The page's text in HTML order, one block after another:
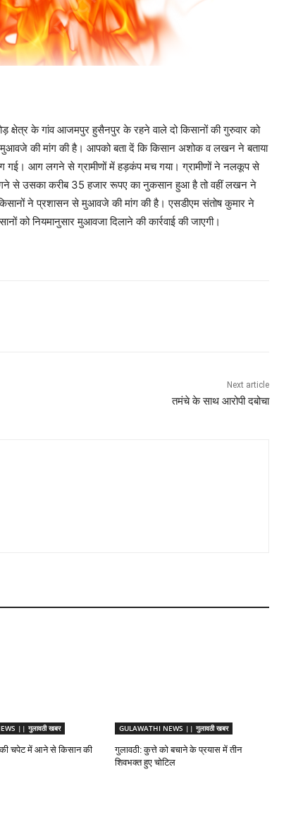
के गांव आजमपुर हुसैनपुर के रहने वाले दो किसानों की गुरुवार को
की मांग की है। आपको बता दें कि किसान अशोक व लखन ने बताया
आग लगने से ग्रामीणों में हड़कंप मच गया। ग्रामीणों ने नलकूप से
से उसका करीब 35 हजार रूपए का नुकसान हुआ है तो वहीं लखन ने
ने प्रशासन से मुआवजे की मांग की है। एसडीएम संतोष कुमार ने
को नियमानुसार मुआवजा दिलाने की कार्रवाई की जाएगी।
Next article
तमंचे के साथ आरोपी दबोचा
|| गुलावठी खबर
चपेट में आने से किसान की
GULAWATHI NEWS || गुलावठी खबर
गुलावठी: कुत्ते को बचाने के प्रयास में तीन
शिवभक्त हुए चोटिल